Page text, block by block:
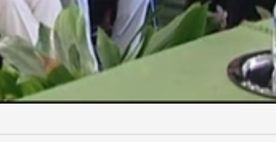
és a konfliktusokból építkezni kell. Előadásában
módszereket osztott meg a nagyszámú